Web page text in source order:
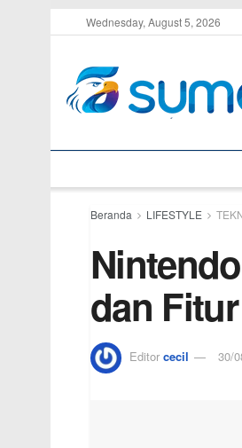
Wednesday, August 5, 2026
Beranda LIFESTYLE
dan
Editor cecil 30/